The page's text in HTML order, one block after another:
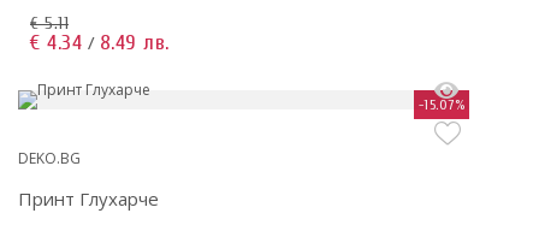
€ 5.11
€ 4.34 / 8.49 лв.
-15.07%
DEKO.BG
Принт Глухарче